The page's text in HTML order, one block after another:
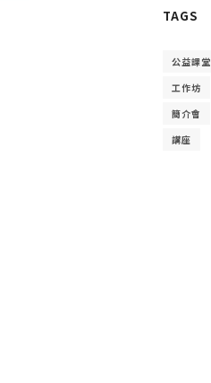
TAGS
公益課堂
工作坊
簡介會
講座